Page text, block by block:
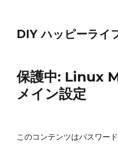
DIY ハッピーライ
保護中: Linux
メイン設定
このコンテンツはパスワー